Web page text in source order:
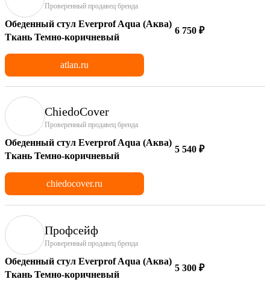
Проверенный продавец бренда
Обеденный стул Everprof Aqua (Аква)
Ткань Темно-коричневый
6 750 ₽
atlan.ru
ChiedoCover
Проверенный продавец бренда
Обеденный стул Everprof Aqua (Аква)
Ткань Темно-коричневый
5 540 ₽
chiedocover.ru
Профсейф
Проверенный продавец бренда
Обеденный стул Everprof Aqua (Аква)
Ткань Темно-коричневый
5 300 ₽